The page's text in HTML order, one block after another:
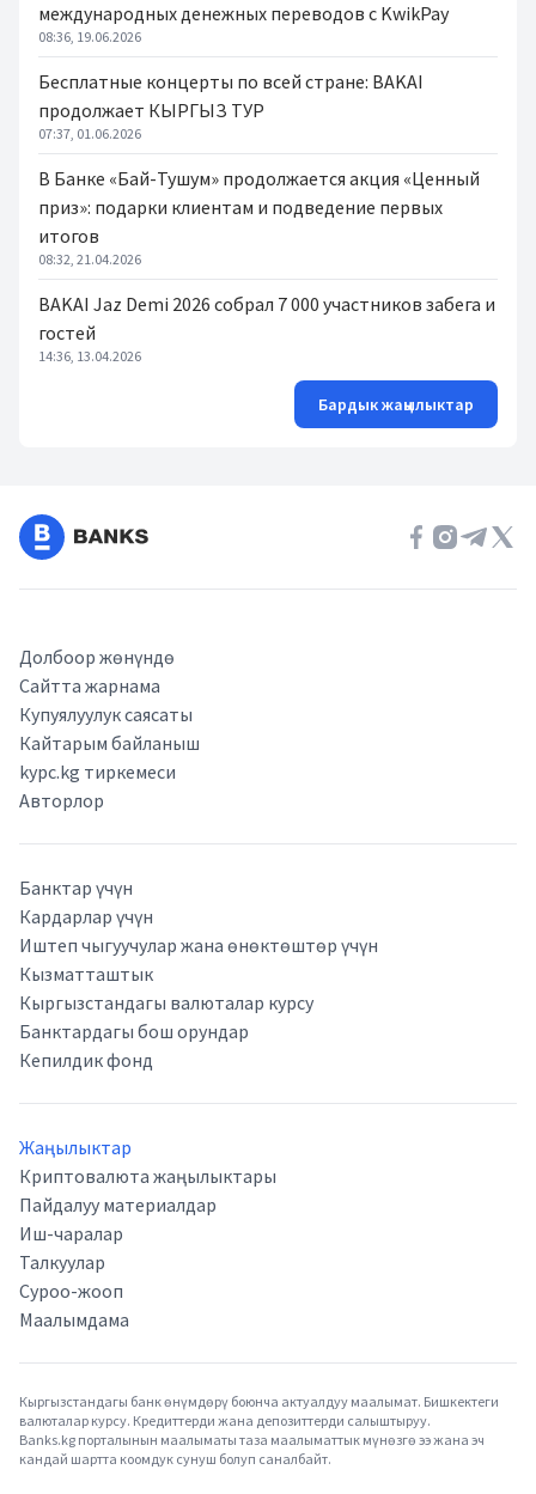
международных денежных переводов с KwikPay
08:36, 19.06.2026
Бесплатные концерты по всей стране: BAKAI
продолжает КЫРГЫЗ ТУР
07:37, 01.06.2026
В Банке «Бай-Тушум» продолжается акция «Ценный
приз»: подарки клиентам и подведение первых
итогов
08:32, 21.04.2026
BAKAI Jaz Demi 2026 собрал 7 000 участников забега и
гостей
14:36, 13.04.2026
Бардык жаңылыктар
Долбоор жөнүндө
Сайтта жарнама
Купуялуулук саясаты
Кайтарым байланыш
kypc.kg тиркемеси
Авторлор
Банктар үчүн
Кардарлар үчүн
Иштеп чыгуучулар жана өнөктөштөр үчүн
Кызматташтык
Кыргызстандагы валюталар курсу
Банктардагы бош орундар
Кепилдик фонд
Жаңылыктар
Криптовалюта жаңылыктары
Пайдалуу материалдар
Иш-чаралар
Талкуулар
Суроо-жооп
Маалымдама
Кыргызстандагы банк өнүмдөрү боюнча актуалдуу маалымат. Бишкектеги
валюталар курсу. Кредиттерди жана депозиттерди салыштыруу.
Banks.kg порталынын маалыматы таза маалыматтык мүнөзгө ээ жана эч
кандай шартта коомдук сунуш болуп саналбайт.